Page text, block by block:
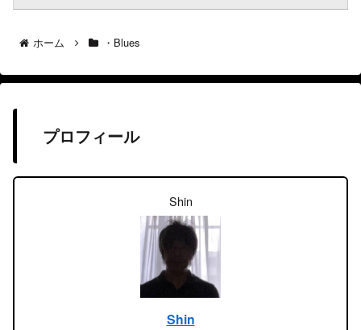
ホーム ・Blues
プロフィール
Shin
Shin